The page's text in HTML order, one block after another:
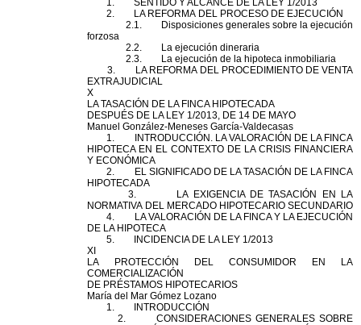
1. SENTIDO Y ALCANCE DE LA LEY 1/2013
2. LA REFORMA DEL PROCESO DE EJECUCIÓN
2.1. Disposiciones generales sobre la ejecución
forzosa
2.2. La ejecución dineraria
2.3. La ejecución de la hipoteca inmobiliaria
3. LA REFORMA DEL PROCEDIMIENTO DE VENTA
EXTRAJUDICIAL
X
LA TASACIÓN DE LA FINCA HIPOTECADA
DESPUÉS DE LA LEY 1/2013, DE 14 DE MAYO
Manuel González-Meneses García-Valdecasas
1. INTRODUCCIÓN. LA VALORACIÓN DE LA FINCA
HIPOTECA EN EL CONTEXTO DE LA CRISIS FINANCIERA
Y ECONÓMICA
2. EL SIGNIFICADO DE LA TASACIÓN DE LA FINCA
HIPOTECADA
3. LA EXIGENCIA DE TASACIÓN EN LA
NORMATIVA DEL MERCADO HIPOTECARIO SECUNDARIO
4. LA VALORACIÓN DE LA FINCA Y LA EJECUCIÓN
DE LA HIPOTECA
5. INCIDENCIA DE LA LEY 1/2013
XI
LA
PROTECCIÓN DEL
CONSUMIDOR EN LA
COMERCIALIZACIÓN
DE PRÉSTAMOS HIPOTECARIOS
María del
Mar Gómez Lozano
1. INTRODUCCIÓN
2. CONSIDERACIONES GENERALES SOBRE